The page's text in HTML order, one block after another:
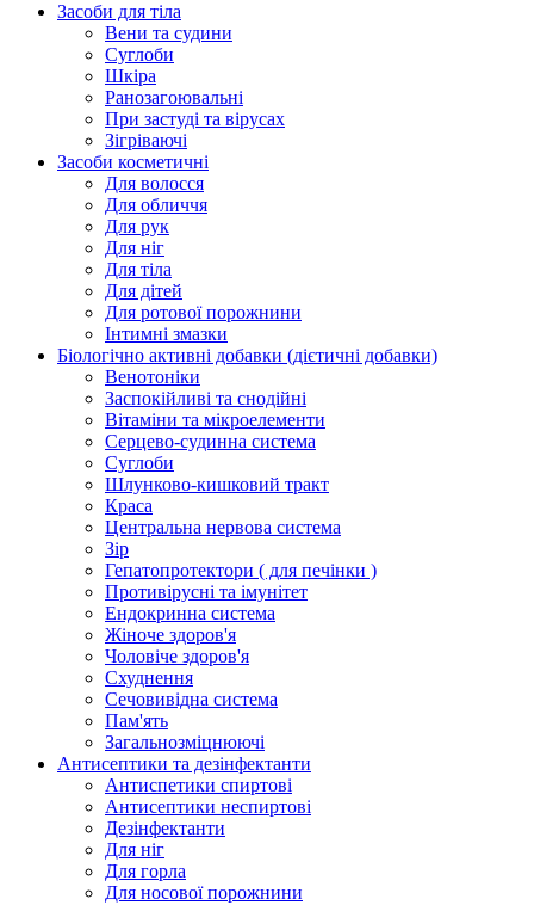
Засоби для тіла
Вени та судини
Суглоби
Шкіра
Ранозагоювальні
При застуді та вірусах
Зігріваючі
Засоби косметичні
Для волосся
Для обличчя
Для рук
Для ніг
Для тіла
Для дітей
Для ротової порожнини
Інтимні змазки
Біологічно активні добавки (дієтичні добавки)
Венотоніки
Заспокійливі та снодійні
Вітаміни та мікроелементи
Серцево-судинна система
Суглоби
Шлунково-кишковий тракт
Краса
Центральна нервова система
Зір
Гепатопротектори ( для печінки )
Противірусні та імунітет
Ендокринна система
Жіноче здоров'я
Чоловіче здоров'я
Схуднення
Сечовивідна система
Пам'ять
Загальнозміцнюючі
Антисептики та дезінфектанти
Антиспетики спиртові
Антисептики неспиртові
Дезінфектанти
Для ніг
Для горла
Для носової порожнини